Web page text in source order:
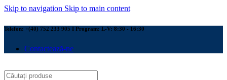
Skip to navigation Skip to main content
Telefon: +(40) 752 233 905 I Program: L-V: 8:30 - 16:30
Contactează-ne